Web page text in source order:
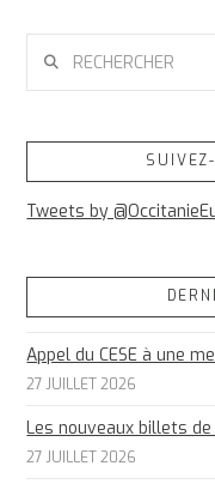
Tweets by
Appel du CESE à une
27 JUILLET 2026
Les nouveaux billets de
27 JUILLET 2026